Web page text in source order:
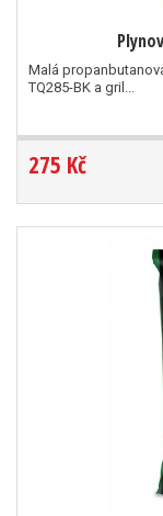
Malá
TQ285-BK a gril...
275 Kč